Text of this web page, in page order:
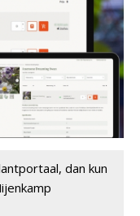
dan kun